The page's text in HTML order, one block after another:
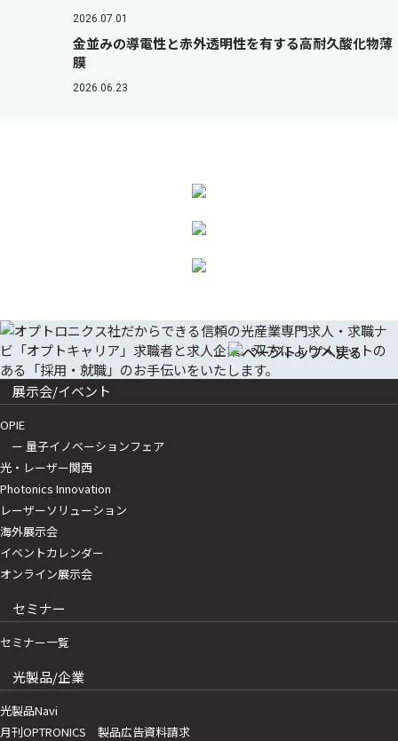
2026.07.01
金並みの導電性と赤外透明性を有する高耐久酸化物薄
膜
2026.06.23
展示会/イベント
OPIE
ー 量子イノベーションフェア
光・レーザー関西
Photonics Innovation
レーザーソリューション
海外展示会
イベントカレンダー
オンライン展示会
セミナー
セミナー一覧
光製品/企業
光製品Navi
月刊OPTRONICS 製品広告資料請求